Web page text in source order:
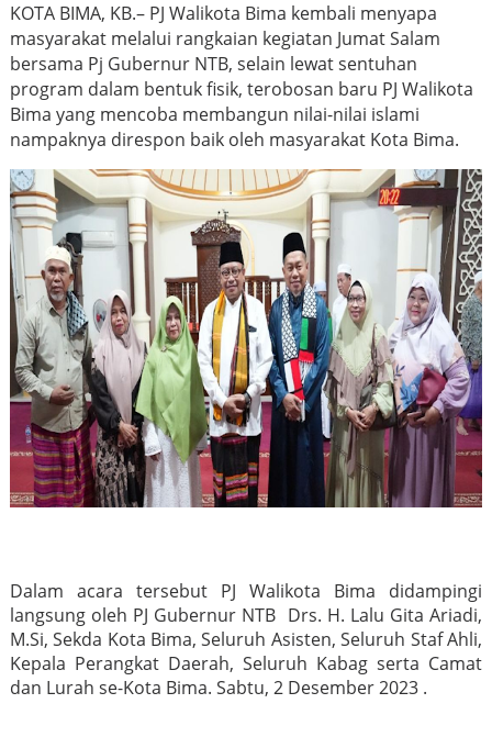
KOTA BIMA, KB.– PJ Walikota Bima kembali menyapa
masyarakat melalui rangkaian kegiatan Jumat Salam
bersama Pj Gubernur NTB, selain lewat sentuhan
program dalam bentuk fisik, terobosan baru PJ Walikota
Bima yang mencoba membangun nilai-nilai islami
nampaknya direspon baik oleh masyarakat Kota Bima.
Dalam acara tersebut PJ Walikota Bima didampingi
langsung oleh PJ Gubernur NTB Drs. H. Lalu Gita Ariadi,
M.Si, Sekda Kota Bima, Seluruh Asisten, Seluruh Staf Ahli,
Kepala Perangkat Daerah, Seluruh Kabag serta Camat
dan Lurah se-Kota Bima. Sabtu, 2 Desember 2023 .